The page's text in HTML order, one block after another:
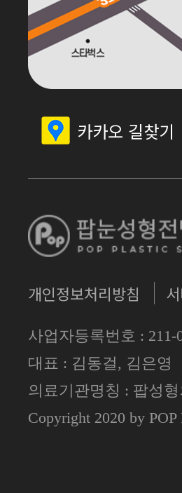
카카오 길찾기
개인정보처리방침
사업자등록번호 : 211-
대표 : 김동걸, 김은영
의료기관명칭 : 팝성
Copyright 2020 by